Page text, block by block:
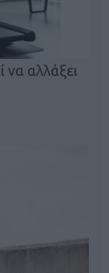
να αλλάξει